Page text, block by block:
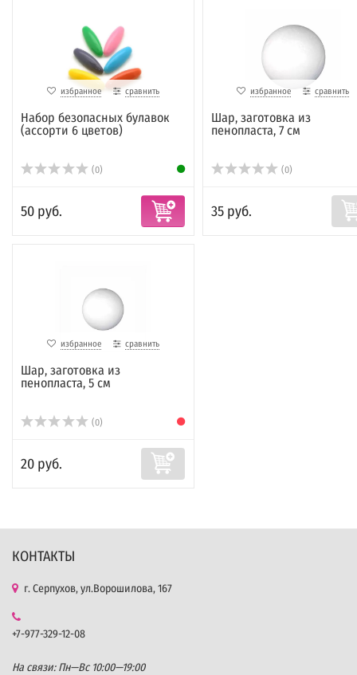
избранное сравнить
Набор безопасных булавок
(ассорти 6 цветов)
(0)
50 руб.
избранное сравнить
Шар, заготовка из
пенопласта, 7 см
(0)
35 руб.
избранное сравнить
Шар, заготовка из
пенопласта, 5 см
(0)
20 руб.
КОНТАКТЫ
г. Серпухов, ул.Ворошилова, 167
+7-977-329-12-08
На связи: Пн—Вс 10:00—19:00